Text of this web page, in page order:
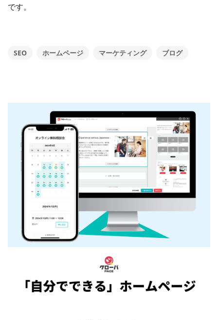
です。
SEO ホームページ マーケティング ブログ